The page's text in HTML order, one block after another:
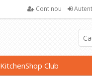
Cont nou
KitchenShop Club